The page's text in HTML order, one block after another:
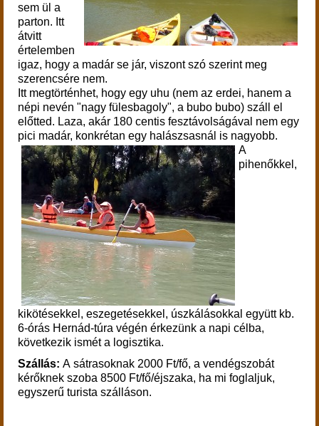
sem ül a
parton. Itt
átvitt
értelemben
igaz, hogy a madár se jár, viszont szó szerint meg
szerencsére nem.
Itt megtörténhet, hogy egy uhu (nem az erdei, hanem a
népi nevén "nagy fülesbagoly", a bubo bubo) száll el
előtted. Laza, akár 180 centis fesztávolságával nem egy
pici madár, konkrétan egy halászsasnál is nagyobb.
A
pihenőkkel,
kikötésekkel, eszegetésekkel, úszkálásokkal együtt kb.
6-órás Hernád-túra végén érkezünk a napi célba,
következik ismét a logisztika.
Szállás: A sátrasoknak 2000 Ft/fő, a vendégszobát
kérőknek szoba 8500 Ft/fő/éjszaka, ha mi foglaljuk,
egyszerű turista szálláson.